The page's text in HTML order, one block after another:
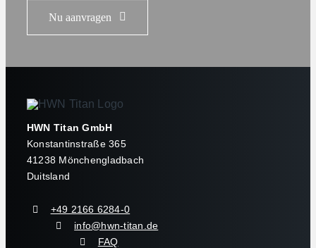
Nu aanvragen
HWN Titan GmbH
Konstantinstraße 365
41238 Mönchengladbach
Duitsland
+49 2166 6284-0
info@hwn-titan.de
FAQ